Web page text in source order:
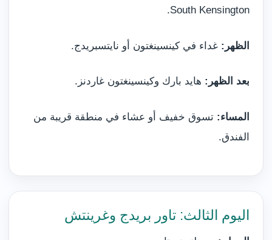
South Kensington.
الظهر: غداء في كينسينغتون أو نايتسبريدج.
بعد الظهر: هايد بارك وكينسينغتون غاردنز.
المساء: تسوق خفيف أو عشاء في منطقة قريبة من
الفندق.
اليوم الثالث: تاور بريدج وغرينتش